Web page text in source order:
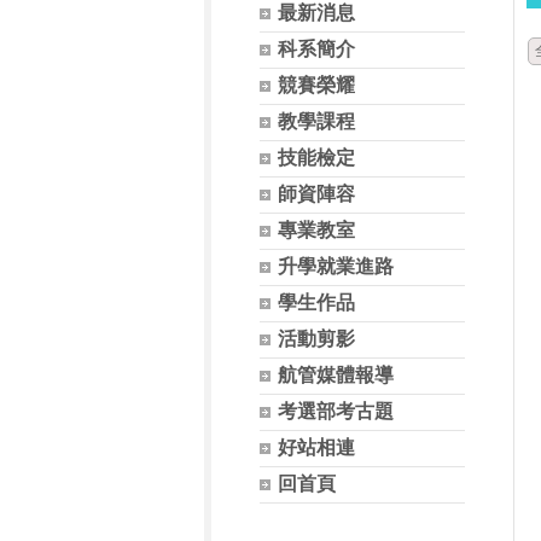
最新消息
科系簡介
競賽榮耀
教學課程
技能檢定
師資陣容
專業教室
升學就業進路
學生作品
活動剪影
航管媒體報導
考選部考古題
好站相連
回首頁